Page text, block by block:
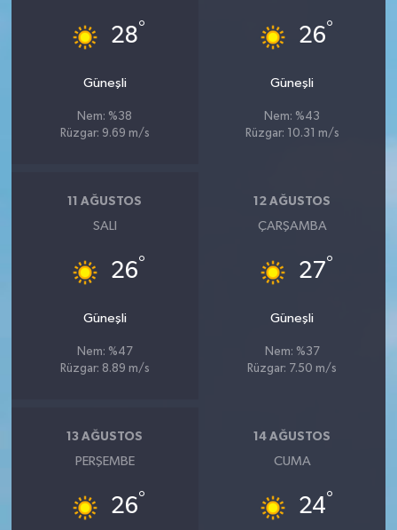
28°
Güneşli
Nem: %38
Rüzgar: 9.69 m/s
26°
Güneşli
Nem: %43
Rüzgar: 10.31 m/s
11 AĞUSTOS
SALI
26°
Güneşli
Nem: %47
Rüzgar: 8.89 m/s
12 AĞUSTOS
ÇARŞAMBA
27°
Güneşli
Nem: %37
Rüzgar: 7.50 m/s
13 AĞUSTOS
PERŞEMBE
26°
14 AĞUSTOS
CUMA
24°